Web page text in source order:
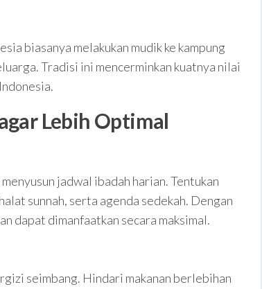
biasanya melakukan mudik ke kampung
Tradisi ini mencerminkan kuatnya nilai
Lebih Optimal
jadwal ibadah harian. Tentukan
sunnah, serta agenda sedekah. Dengan
dapat dimanfaatkan secara maksimal.
seimbang. Hindari makanan berlebihan